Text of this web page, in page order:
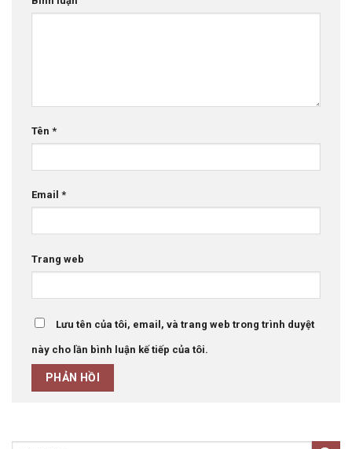
Tên *
Email *
Trang web
Lưu tên của tôi, email, và trang web trong trình duyệt
này cho lần bình luận kế tiếp của tôi.